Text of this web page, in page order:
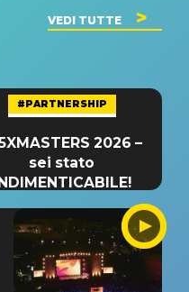
VEDI TUTTE
#PARTNERSHIP
2026 –
sei stato